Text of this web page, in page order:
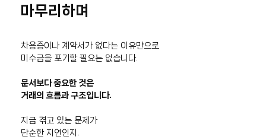
마무리하며
차용증이나 계약서가 없다는 이유만으로
미수금을 포기할 필요는 없습니다.
문서보다 중요한 것은
거래의 흐름과 구조입니다.
지금 겪고 있는 문제가
단순한 지연인지,